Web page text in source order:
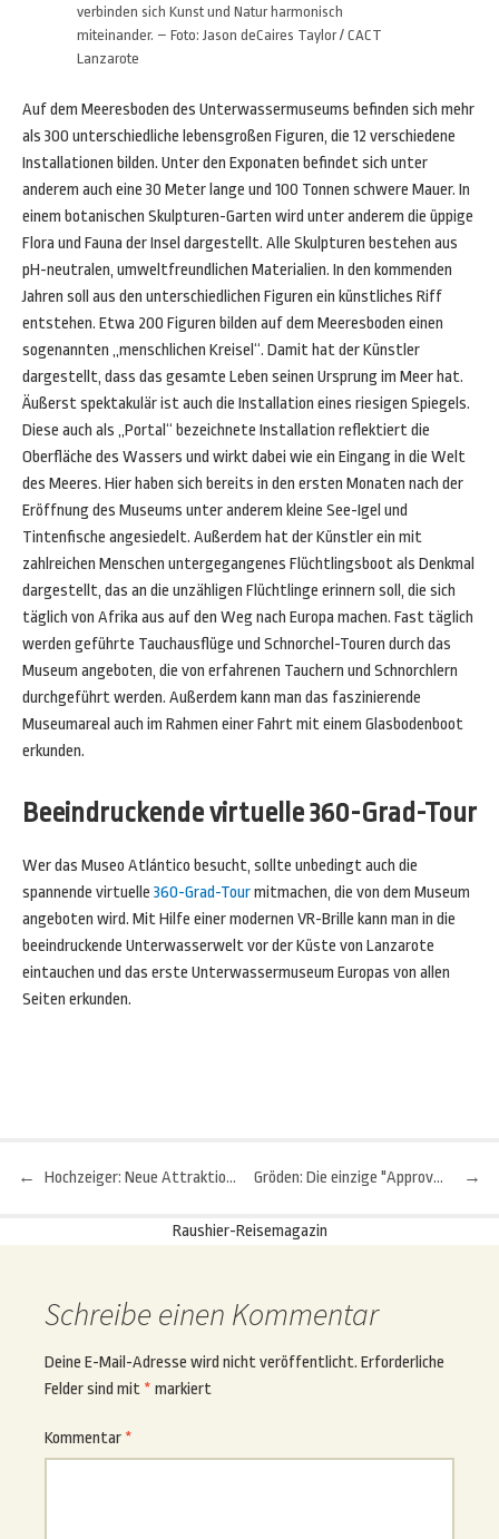
verbinden sich Kunst und Natur harmonisch
miteinander. – Foto: Jason deCaires Taylor / CACT
Lanzarote
Auf dem Meeresboden des Unterwassermuseums befinden sich mehr
als 300 unterschiedliche lebensgroßen Figuren, die 12 verschiedene
Installationen bilden. Unter den Exponaten befindet sich unter
anderem auch eine 30 Meter lange und 100 Tonnen schwere Mauer. In
einem botanischen Skulpturen-Garten wird unter anderem die üppige
Flora und Fauna der Insel dargestellt. Alle Skulpturen bestehen aus
pH-neutralen, umweltfreundlichen Materialien. In den kommenden
Jahren soll aus den unterschiedlichen Figuren ein künstliches Riff
entstehen. Etwa 200 Figuren bilden auf dem Meeresboden einen
sogenannten „menschlichen Kreisel“. Damit hat der Künstler
dargestellt, dass das gesamte Leben seinen Ursprung im Meer hat.
Äußerst spektakulär ist auch die Installation eines riesigen Spiegels.
Diese auch als „Portal“ bezeichnete Installation reflektiert die
Oberfläche des Wassers und wirkt dabei wie ein Eingang in die Welt
des Meeres. Hier haben sich bereits in den ersten Monaten nach der
Eröffnung des Museums unter anderem kleine See-Igel und
Tintenfische angesiedelt. Außerdem hat der Künstler ein mit
zahlreichen Menschen untergegangenes Flüchtlingsboot als Denkmal
dargestellt, das an die unzähligen Flüchtlinge erinnern soll, die sich
täglich von Afrika aus auf den Weg nach Europa machen. Fast täglich
werden geführte Tauchausflüge und Schnorchel-Touren durch das
Museum angeboten, die von erfahrenen Tauchern und Schnorchlern
durchgeführt werden. Außerdem kann man das faszinierende
Museumareal auch im Rahmen einer Fahrt mit einem Glasbodenboot
erkunden.
Beeindruckende virtuelle 360-Grad-Tour
Wer das Museo Atlántico besucht, sollte unbedingt auch die
spannende virtuelle 360-Grad-Tourmitmachen, die von dem Museum
angeboten wird. Mit Hilfe einer modernen VR-Brille kann man in die
beeindruckende Unterwasserwelt vor der Küste von Lanzarote
eintauchen und das erste Unterwassermuseum Europas von allen
Seiten erkunden.
Beitragsnavigation
← Hochzeiger: Neue Attraktionen im „ZirbenPark“ am Hochzeiger →
Gröden: Die einzige "Approved Bike Area" Südtirols
Raushier-Reisemagazin
Schreibe einen Kommentar
Deine E-Mail-Adresse wird nicht veröffentlicht. Erforderliche
Felder sind mit * markiert
Kommentar *